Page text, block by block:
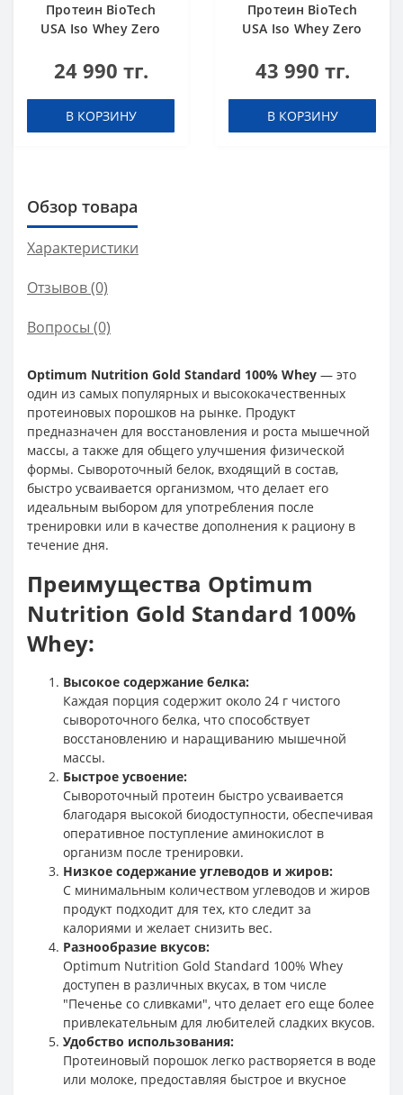
Протеин BioTech
USA Iso Whey Zero
454 g
24 990 тг.
В КОРЗИНУ
Протеин BioTech
USA Iso Whey Zero
43 990 тг.
В КОРЗИНУ
Обзор товара
Характеристики
Отзывов (0)
Вопросы (0)
Optimum Nutrition Gold Standard 100% Whey — это
один из самых популярных и высококачественных
протеиновых порошков на рынке. Продукт
предназначен для восстановления и роста мышечной
массы, а также для общего улучшения физической
формы. Сывороточный белок, входящий в состав,
быстро усваивается организмом, что делает его
идеальным выбором для употребления после
тренировки или в качестве дополнения к рациону в
течение дня.
Преимущества Optimum
Nutrition Gold Standard 100%
Whey:
Высокое содержание белка:
Каждая порция содержит около 24 г чистого
сывороточного белка, что способствует
восстановлению и наращиванию мышечной
массы.
Быстрое усвоение:
Сывороточный протеин быстро усваивается
благодаря высокой биодоступности, обеспечивая
оперативное поступление аминокислот в
организм после тренировки.
Низкое содержание углеводов и жиров:
С минимальным количеством углеводов и жиров
продукт подходит для тех, кто следит за
калориями и желает снизить вес.
Разнообразие вкусов:
Optimum Nutrition Gold Standard 100% Whey
доступен в различных вкусах, в том числе
"Печенье со сливками", что делает его еще более
привлекательным для любителей сладких вкусов.
Удобство использования:
Протеиновый порошок легко растворяется в воде
или молоке, предоставляя быстрое и вкусное